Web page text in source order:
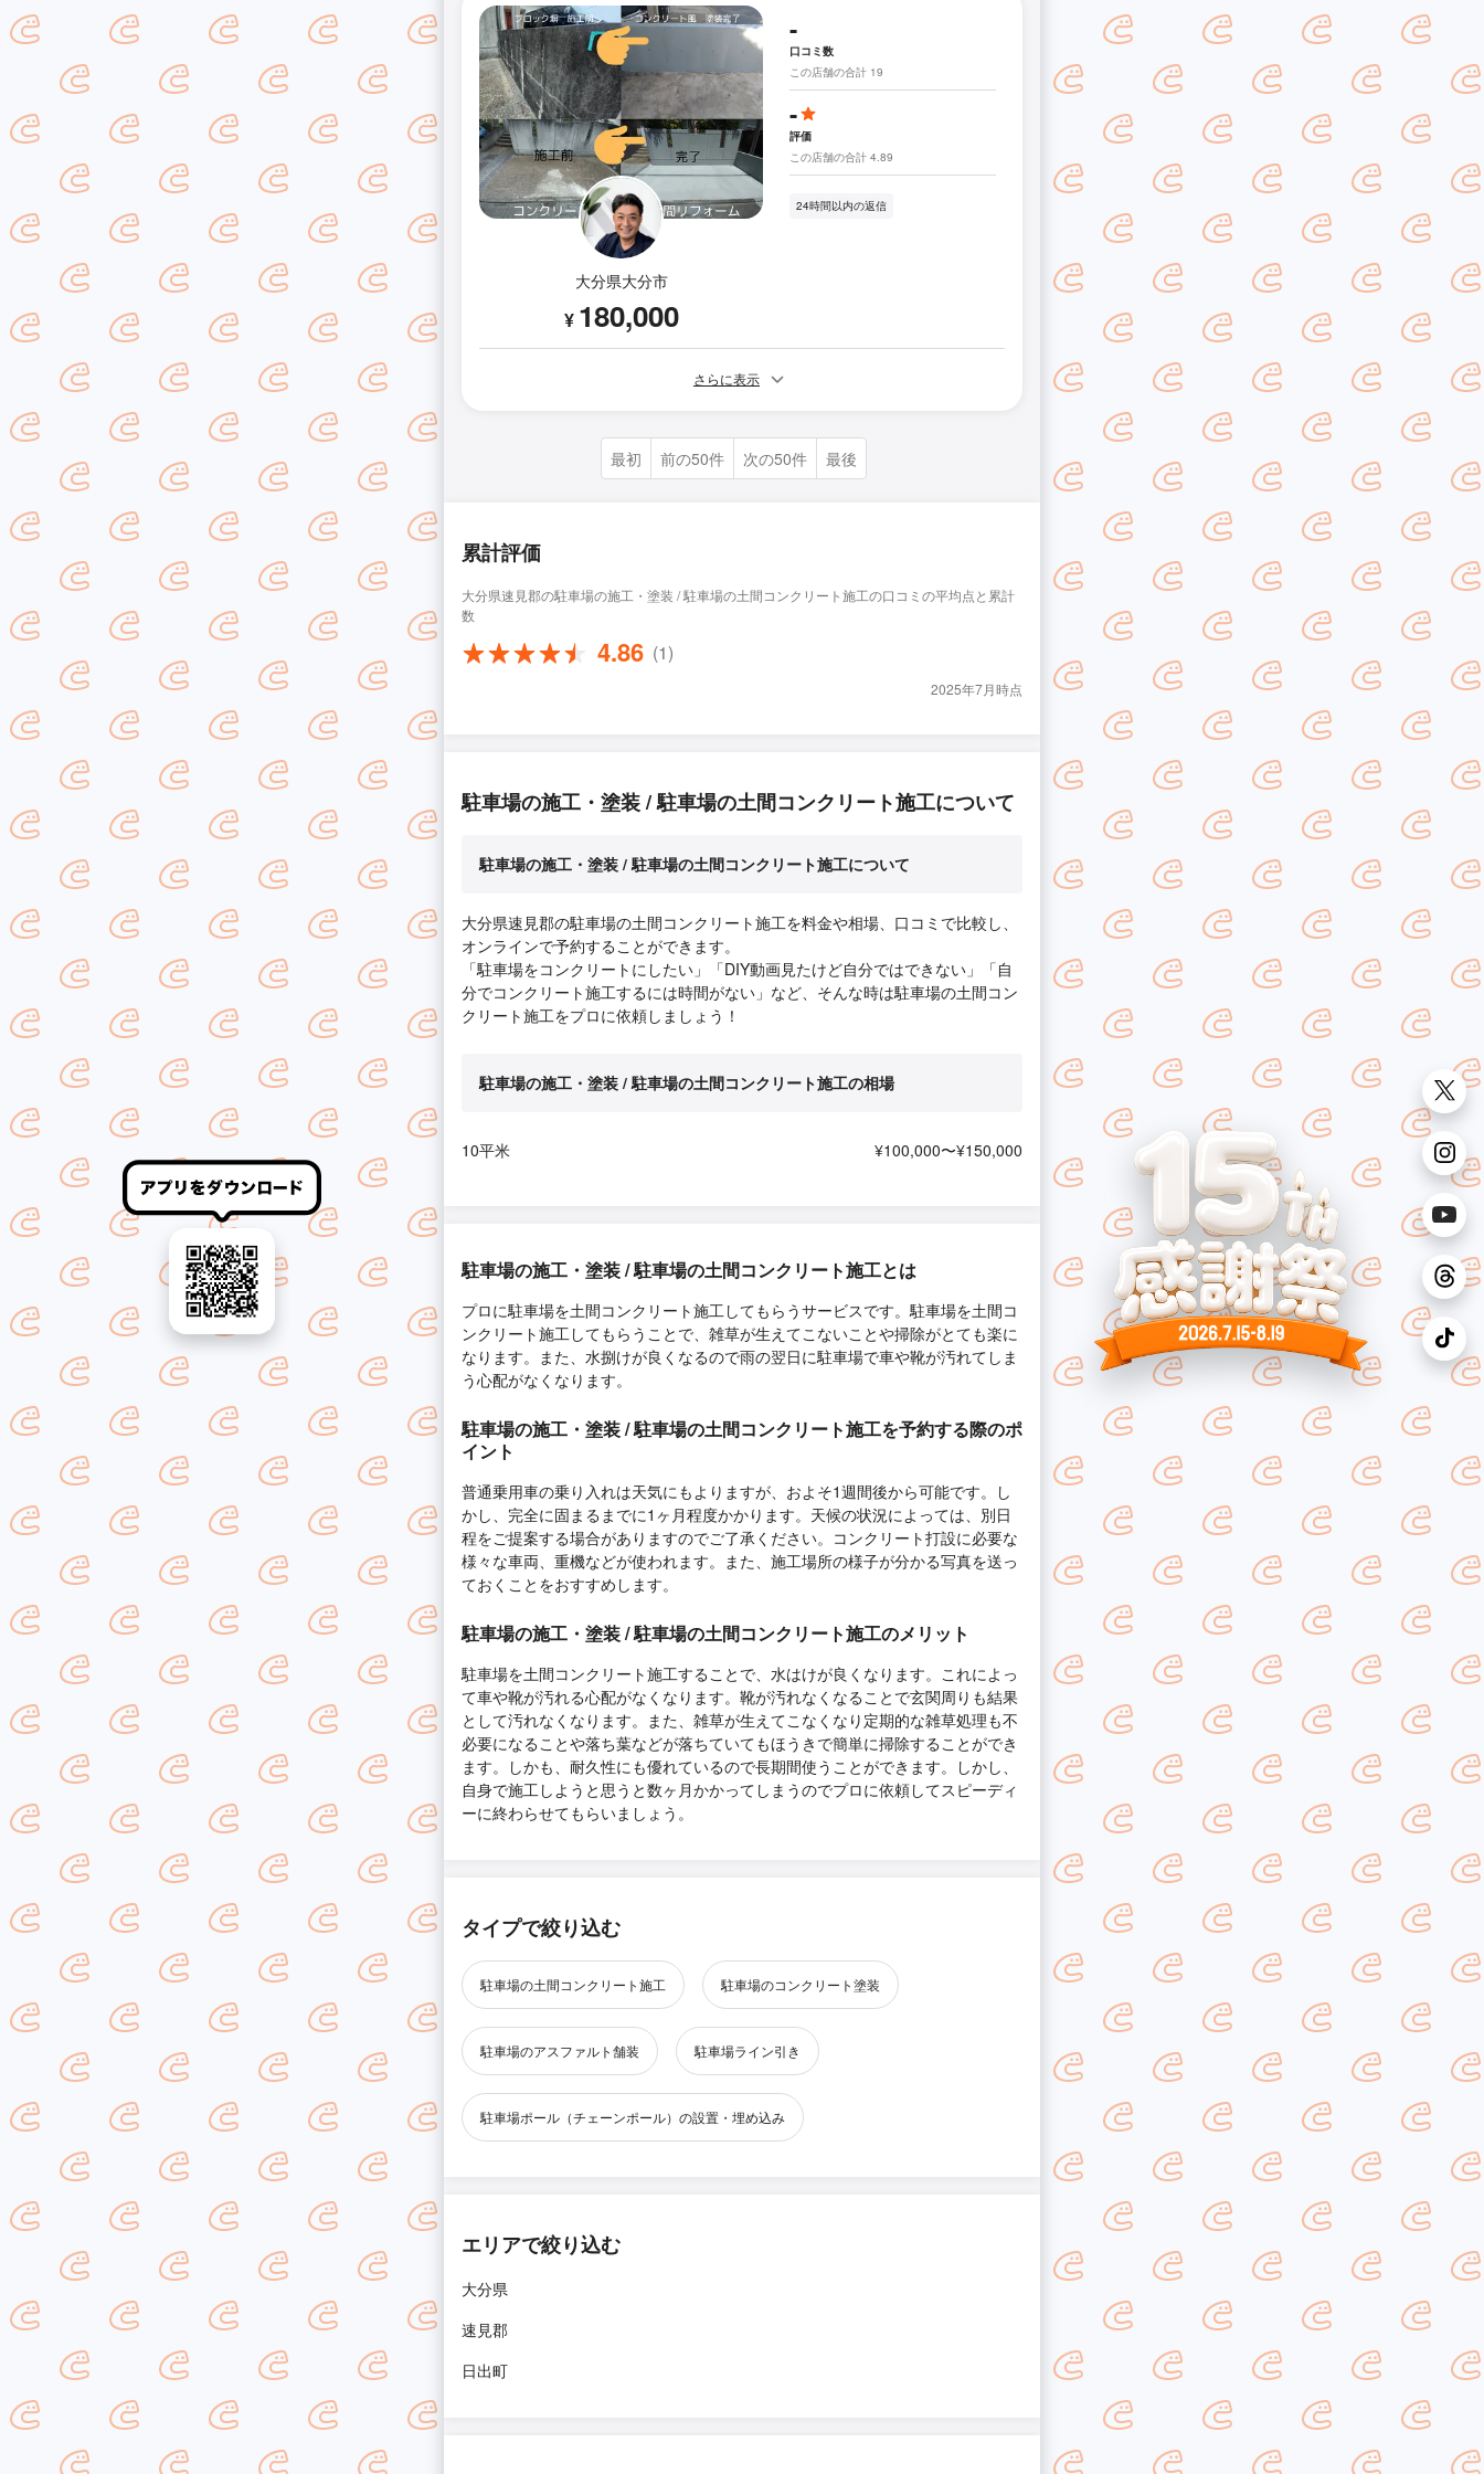
大分県大分市
¥ 180,000
-
口コミ数
この店舗の合計 19
-
評価
この店舗の合計 4.89
24時間以内の返信
さらに表示
最初 前の50件 次の50件 最後
累計評価
大分県速見郡の駐車場の施工・塗装 / 駐車場の土間コンクリート施工の口コミの平均点と累計
数
4.86 (1)
2025年7月時点
駐車場の施工・塗装 / 駐車場の土間コンクリート施工について
駐車場の施工・塗装 / 駐車場の土間コンクリート施工について
大分県速見郡の駐車場の土間コンクリート施工を料金や相場、口コミで比較し、
オンラインで予約することができます。
「駐車場をコンクリートにしたい」「DIY動画見たけど自分ではできない」「自
分でコンクリート施工するには時間がない」など、そんな時は駐車場の土間コン
クリート施工をプロに依頼しましょう！
駐車場の施工・塗装 / 駐車場の土間コンクリート施工の相場
10平米 ¥100,000〜¥150,000
駐車場の施工・塗装 / 駐車場の土間コンクリート施工とは
プロに駐車場を土間コンクリート施工してもらうサービスです。駐車場を土間コ
ンクリート施工してもらうことで、雑草が生えてこないことや掃除がとても楽に
なります。また、水捌けが良くなるので雨の翌日に駐車場で車や靴が汚れてしま
う心配がなくなります。
駐車場の施工・塗装 / 駐車場の土間コンクリート施工を予約する際のポ
イント
普通乗用車の乗り入れは天気にもよりますが、およそ1週間後から可能です。し
かし、完全に固まるまでに1ヶ月程度かかります。天候の状況によっては、別日
程をご提案する場合がありますのでご了承ください。コンクリート打設に必要な
様々な車両、重機などが使われます。また、施工場所の様子が分かる写真を送っ
ておくことをおすすめします。
駐車場の施工・塗装 / 駐車場の土間コンクリート施工のメリット
駐車場を土間コンクリート施工することで、水はけが良くなります。これによっ
て車や靴が汚れる心配がなくなります。靴が汚れなくなることで玄関周りも結果
として汚れなくなります。また、雑草が生えてこなくなり定期的な雑草処理も不
必要になることや落ち葉などが落ちていてもほうきで簡単に掃除することができ
ます。しかも、耐久性にも優れているので長期間使うことができます。しかし、
自身で施工しようと思うと数ヶ月かかってしまうのでプロに依頼してスピーディ
ーに終わらせてもらいましょう。
タイプで絞り込む
駐車場の土間コンクリート施工 駐車場のコンクリート塗装
駐車場のアスファルト舗装 駐車場ライン引き
駐車場ポール（チェーンポール）の設置・埋め込み
エリアで絞り込む
大分県
速見郡
日出町